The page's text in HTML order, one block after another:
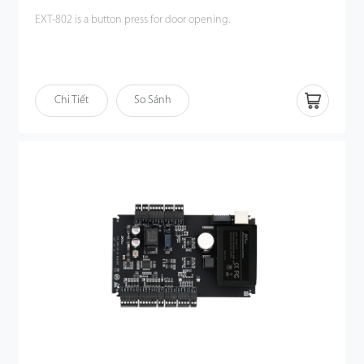
EXT-802 is a button press for door opening.
Chi Tiết So Sánh